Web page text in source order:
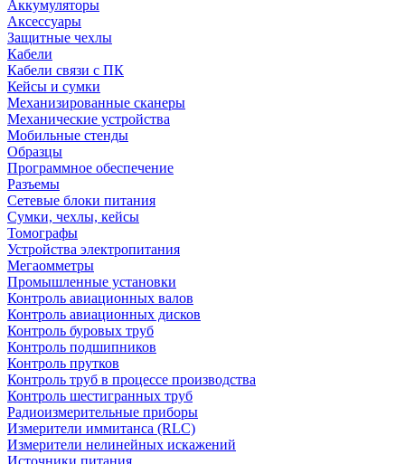
Аккумуляторы
Аксессуары
Защитные чехлы
Кабели
Кабели связи с ПК
Кейсы и сумки
Механизированные сканеры
Механические устройства
Мобильные стенды
Образцы
Программное обеспечение
Разъемы
Сетевые блоки питания
Сумки, чехлы, кейсы
Томографы
Устройства электропитания
Мегаомметры
Промышленные установки
Контроль авиационных валов
Контроль авиационных дисков
Контроль буровых труб
Контроль подшипников
Контроль прутков
Контроль труб в процессе производства
Контроль шестигранных труб
Радиоизмерительные приборы
Измерители иммитанса (RLC)
Измерители нелинейных искажений
Источники питания